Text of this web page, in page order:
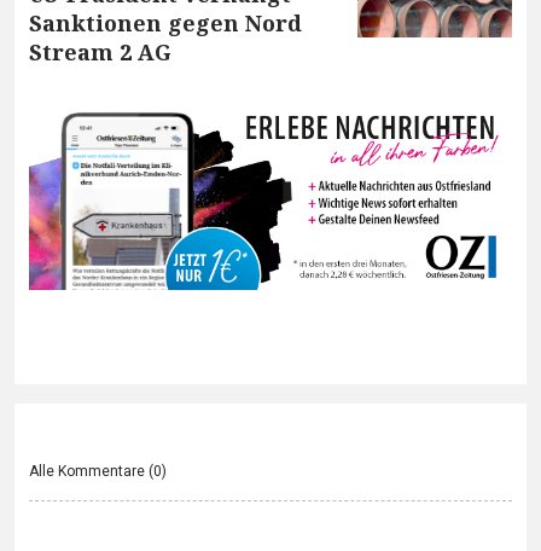
Sanktionen gegen Nord
Stream 2 AG
Alle Kommentare (0)